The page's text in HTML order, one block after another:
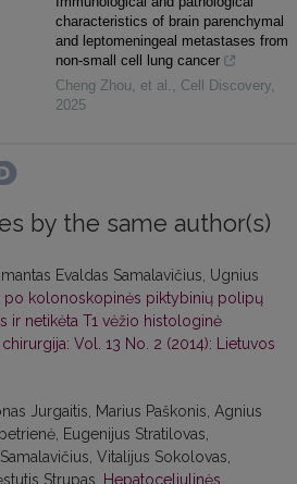
characteristics of brain parenchymal
and leptomeningeal metastases from
non-small cell lung cancer
Cheng Zhou, et al. , Cell Discovery,
2025
by the same author(s)
Evaldas Samalavičius, Ugnius
po kolonoskopinės piktybinių polipų
ir netikėta T1 vėžio histologinė
chirurgija: Vol. 13 No. 2 (2014): Lietuvos
Jurgaitis, Marius Paškonis, Agnius
Eugenijus Stratilovas,
Vitalijus Sokolovas,
Strupas,
Hepatoceliulinės